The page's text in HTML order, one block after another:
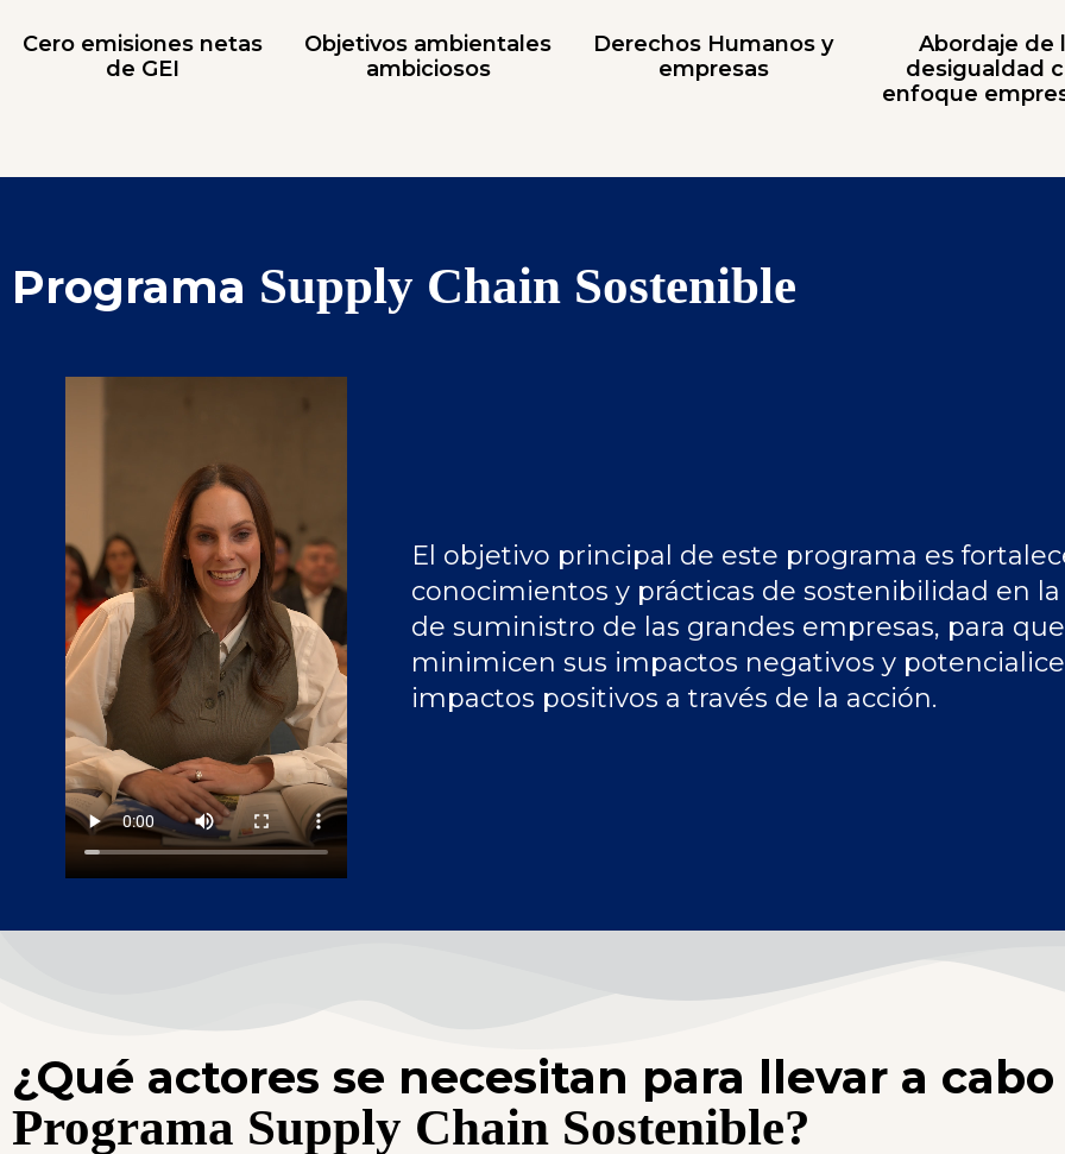
Cero emisiones netas
de GEI
Objetivos ambientales
ambiciosos
Derechos Humanos y
empresas
Abordaje de
desigualdad
enfoque
Programa Supply Chain Sostenible
El objetivo principal de este programa es
conocimientos y prácticas de sostenibilidad en
de suministro de las grandes empresas, para que
minimicen sus impactos negativos y
impactos positivos a través de la acción.
¿Qué actores se necesitan para llevar a
Programa Supply Chain Sostenible?